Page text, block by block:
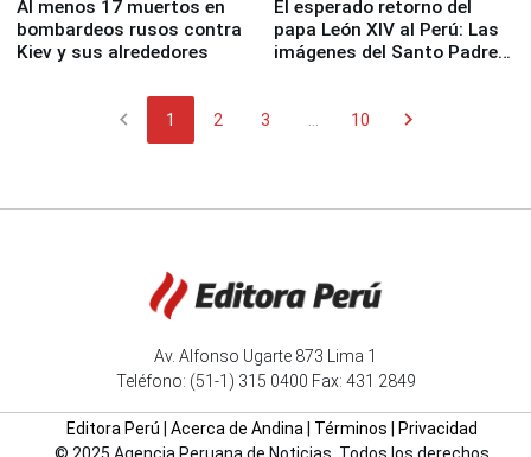
Al menos 17 muertos en
bombardeos rusos contra
Kiev y sus alrededores
El esperado retorno del
papa León XIV al Perú: Las
imágenes del Santo Padre
chevron_left 1 2 3 10 chevron_right
Av. Alfonso Ugarte 873 Lima 1
Teléfono: (51-1) 315 0400 Fax: 431 2849
Editora Perú Acerca de Andina| Términos
Privacidad